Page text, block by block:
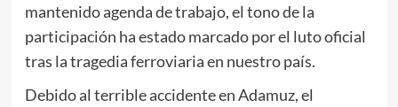
mantenido agenda de trabajo, el tono de la
participación ha estado marcado por el luto oficial
tras la tragedia ferroviaria en nuestro país.
Debido al terrible accidente en Adamuz, el